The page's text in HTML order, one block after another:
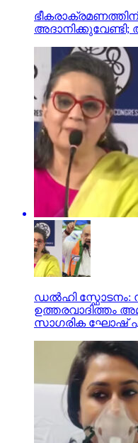
അദാനിക്കുവേണ്ടി;
ഡൽഹി സ്ഫോടനം:
ഉത്തരവാദിത്തം
സാഗരിക ഘോഷ്